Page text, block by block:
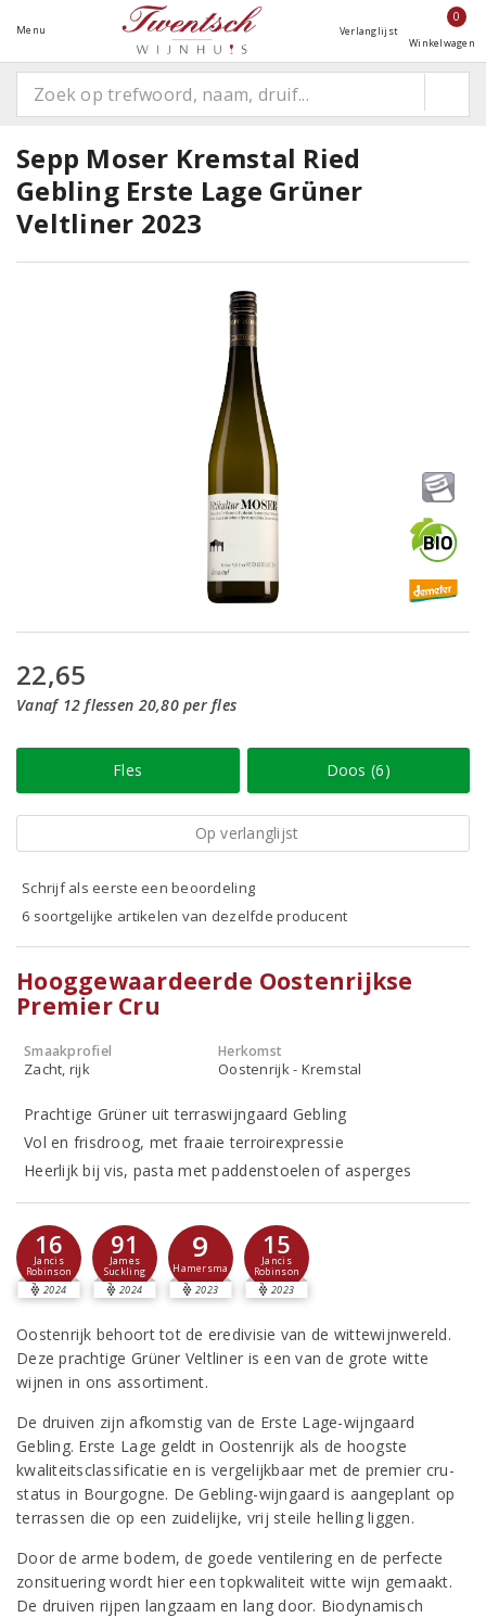
Menu Verlanglijst
0
Winkelwagen
Sepp Moser Kremstal Ried
Gebling Erste Lage Grüner
Veltliner 2023
22,65
Vanaf 12 flessen 20,80 per fles
Fles Doos (6)
Op verlanglijst
Schrijf als eerste een beoordeling
6 soortgelijke artikelen van dezelfde producent
Hooggewaardeerde Oostenrijkse
Premier Cru
Smaakprofiel
Zacht, rijk
Herkomst
Oostenrijk - Kremstal
Prachtige Grüner uit terraswijngaard Gebling
Vol en frisdroog, met fraaie terroirexpressie
Heerlijk bij vis, pasta met paddenstoelen of asperges
16
Jancis
Robinson
2024
91
James
Suckling
2024
9
Hamersma
2023
15
Jancis
Robinson
2023
Oostenrijk behoort tot de eredivisie van de wittewijnwereld.
Deze prachtige Grüner Veltliner is een van de grote witte
wijnen in ons assortiment.
De druiven zijn afkomstig van de Erste Lage-wijngaard
Gebling. Erste Lage geldt in Oostenrijk als de hoogste
kwaliteitsclassificatie en is vergelijkbaar met de premier cru-
status in Bourgogne. De Gebling-wijngaard is aangeplant op
terrassen die op een zuidelijke, vrij steile helling liggen.
Door de arme bodem, de goede ventilering en de perfecte
zonsituering wordt hier een topkwaliteit witte wijn gemaakt.
De druiven rijpen langzaam en lang door. Biodynamisch